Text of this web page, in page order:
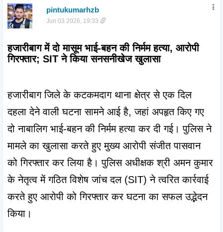
pintukumarhzb
Jun 03 2026, 19:33
हजारीबाग में दो मासूम भाई-बहन की निर्मम हत्या, आरोपी
गिरफ्तार; SIT ने किया सनसनीखेज खुलासा
हजारीबाग जिले के कटकमदाग थाना क्षेत्र से एक दिल
दहला देने वाली घटना सामने आई है, जहां अपहृत किए गए
दो नाबालिग भाई-बहन की निर्मम हत्या कर दी गई। पुलिस ने
मामले का खुलासा करते हुए मुख्य आरोपी संजीत पासवान
को गिरफ्तार कर लिया है। पुलिस अधीक्षक श्री अमन कुमार
के नेतृत्व में गठित विशेष जांच दल (SIT) ने त्वरित कार्रवाई
करते हुए आरोपी को गिरफ्तार कर घटना का सफल उद्भेदन
किया।